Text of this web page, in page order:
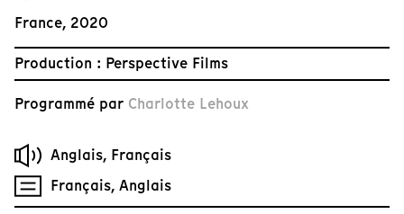
France, 2020
Production : Perspective Films
Programmé par Charlotte Lehoux
Anglais, Français
Français, Anglais